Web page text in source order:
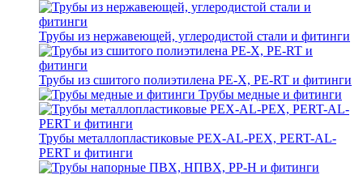
Трубы из нержавеющей, углеродистой стали и фитинги
Трубы из сшитого полиэтилена PE-X, PE-RT и фитинги
Трубы медные и фитинги
Трубы металлопластиковые PEX-AL-PEX, PERT-AL-
PERT и фитинги